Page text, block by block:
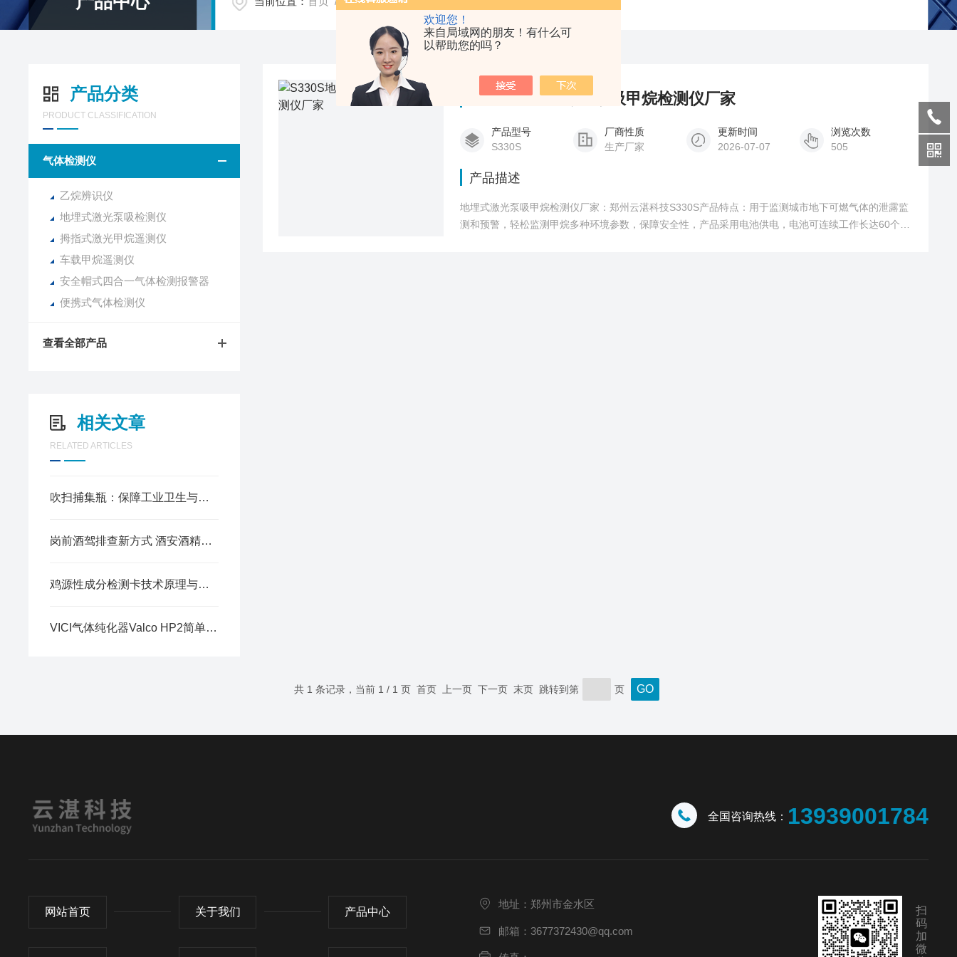
欢迎您！
来自局域网的朋友！有什么可
以帮助您的吗？
产品分类
PRODUCT CLASSIFICATION
气体检测仪
乙烷辨识仪
地埋式激光泵吸检测仪
拇指式激光甲烷遥测仪
车载甲烷遥测仪
安全帽式四合一气体检测报警器
便携式气体检测仪
查看全部产品
相关文章
RELATED ARTICLES
吹扫捕集瓶：保障工业卫生与食品安全的仪器
岗前酒驾排查新方式 酒安酒精检测仪实用应用解析
鸡源性成分检测卡技术原理与肉类掺假筛查
VICI气体纯化器Valco HP2简单介绍
S330S地埋式激光泵吸甲烷检测仪厂家
产品型号
S330S
厂商性质
生产厂家
更新时间
2026-07-07
浏览次数
505
产品描述
地埋式激光泵吸甲烷检测仪厂家：郑州云湛科技S330S产品特点：用于监测城市地下可燃气体的泄露监
测和预警，轻松监测甲烷多种环境参数，保障安全性，产品采用电池供电，电池可连续工作长达60个
共 1 条记录，当前 1 / 1 页 首页 上一页 下一页 末页 跳转到第 页
全国咨询热线： 13939001784
网站首页 关于我们 产品中心
地址：郑州市金水区
邮箱：3677372430@qq.com
扫
码
加
微